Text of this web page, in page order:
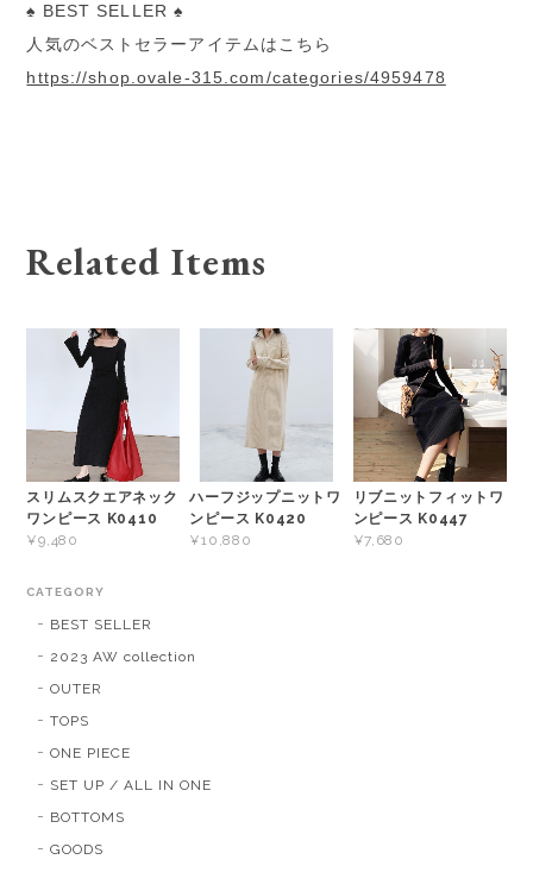
♠︎ BEST SELLER ♠︎
人気のベストセラーアイテムはこちら
https://shop.ovale-315.com/categories/4959478
Related Items
スリムスクエアネック
ワンピース K0410
¥9,480
ハーフジップニットワ
ンピース K0420
¥10,880
リブニットフィットワ
ンピース K0447
¥7,680
CATEGORY
BEST SELLER
2023 AW collection
OUTER
TOPS
ONE PIECE
SET UP / ALL IN ONE
BOTTOMS
GOODS